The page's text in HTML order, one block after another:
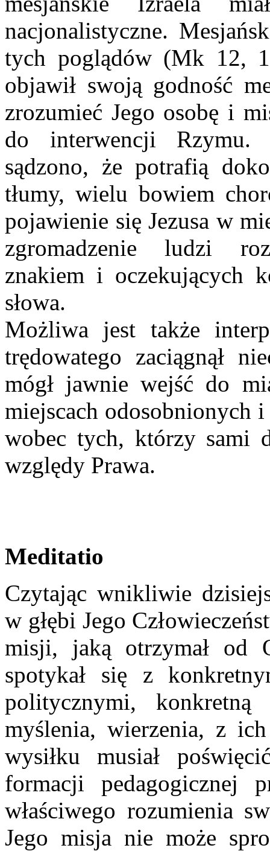
nacjonalistyczne.
tych poglądów (Mk 12,
objawił swoją godność
zrozumieć Jego osobę i
do interwencji Rzymu.
sądzono, że potrafią
tłumy, wielu bowiem
pojawienie się Jezusa w
zgromadzenie ludzi
znakiem i oczekujących
słowa.
Możliwa jest także
trędowatego zaciągnął
mógł jawnie wejść do
miejscach odosobnionych
wobec tych, którzy sami
względy Prawa.
Meditatio
Czytając wnikliwie
w głębi Jego
misji, jaką otrzymał od
spotykał się z
politycznymi,
myślenia, wierzenia, z
wysiłku musiał
formacji pedagogicznej
właściwego rozumienia
Jego misja nie może